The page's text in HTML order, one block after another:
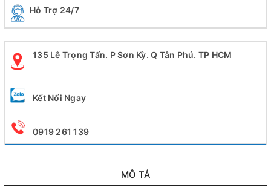
Hỗ Trợ 24/7
135 Lê Trọng Tấn. P Sơn Kỳ. Q Tân Phú. TP HCM
Kết Nối Ngay
0919 261 139
MÔ TẢ